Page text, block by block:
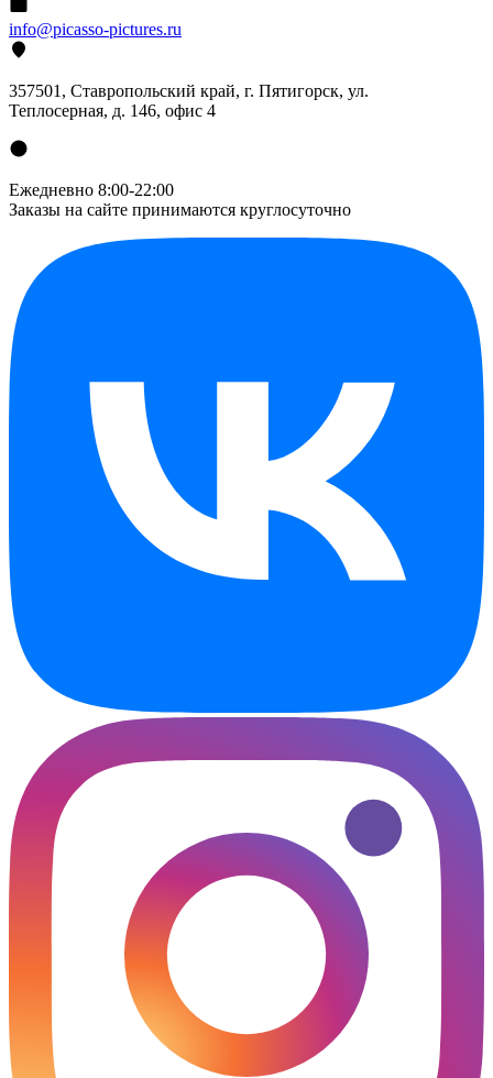
info@picasso-pictures.ru
357501, Ставропольский край, г. Пятигорск, ул.
Теплосерная, д. 146, офис 4
Ежедневно 8:00-22:00
Заказы на сайте принимаются круглосуточно